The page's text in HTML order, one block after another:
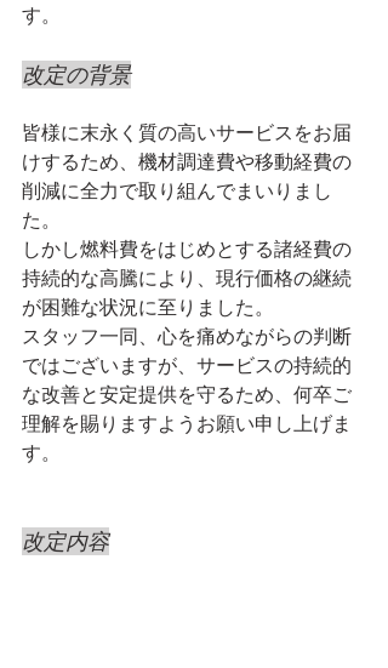
す。
改定の背景
皆様に末永く質の高いサービスをお届
けするため、機材調達費や移動経費の
削減に全力で取り組んでまいりまし
た。
しかし燃料費をはじめとする諸経費の
持続的な高騰により、現行価格の継続
が困難な状況に至りました。
スタッフ一同、心を痛めながらの判断
ではございますが、サービスの持続的
な改善と安定提供を守るため、何卒ご
理解を賜りますようお願い申し上げま
す。
改定内容